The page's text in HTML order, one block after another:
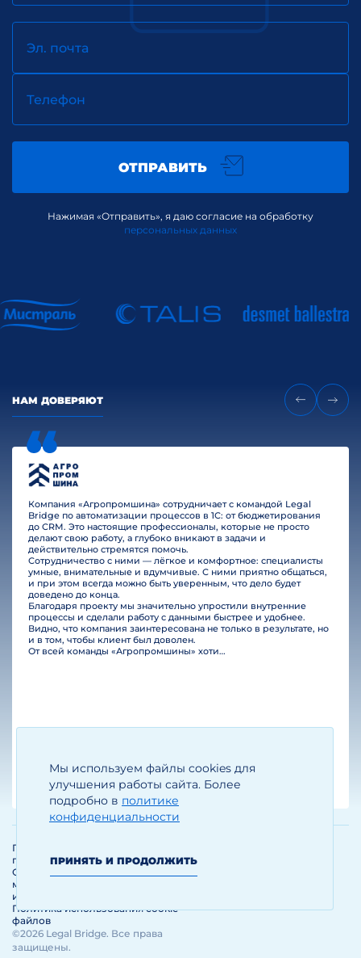
Мы используем файлы cookies для
улучшения работы сайта. Более
подробно в политике
конфиденциальности
ПРИНЯТЬ И ПРОДОЛЖИТЬ
Эл. почта
Телефон
ОТПРАВИТЬ
Нажимая «Отправить», я даю согласие на обработку
персональных данных
НАМ ДОВЕРЯЮТ
Компания «Агропромшина» сотрудничает с командой Legal
Bridge по автоматизации процессов в 1С: от бюджетирования
до CRM. Это настоящие профессионалы, которые не просто
делают свою работу, а глубоко вникают в задачи и
действительно стремятся помочь.
Сотрудничество с ними — лёгкое и комфортное: специалисты
умные, внимательные и вдумчивые. С ними приятно общаться,
и при этом всегда можно быть уверенным, что дело будет
доведено до конца.
Благодаря проекту мы значительно упростили внутренние
процессы и сделали работу с данными быстрее и удобнее.
Видно, что компания заинтересована не только в результате, но
и в том, чтобы клиент был доволен.
От всей команды «Агропромшины» хотим поблагодарить специалистов Legal Bridge за отличную работу и человеческое отношение.…
Егизарян И.А.
Генеральный директор
©2026 Legal Bridge. Все права
защищены.
Политика обработки и защиты
персональных данных
Политика использования cookie-
файлов
Соглашение об использовании
материалов и сервисов
интернет-сайта